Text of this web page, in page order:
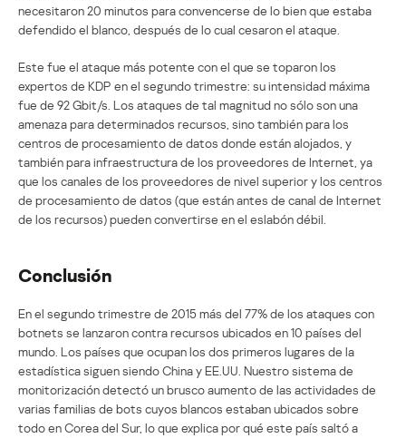
necesitaron 20 minutos para convencerse de lo bien que estaba
defendido el blanco, después de lo cual cesaron el ataque.
Este fue el ataque más potente con el que se toparon los
expertos de KDP en el segundo trimestre: su intensidad máxima
fue de 92 Gbit/s. Los ataques de tal magnitud no sólo son una
amenaza para determinados recursos, sino también para los
centros de procesamiento de datos donde están alojados, y
también para infraestructura de los proveedores de Internet, ya
que los canales de los proveedores de nivel superior y los centros
de procesamiento de datos (que están antes de canal de Internet
de los recursos) pueden convertirse en el eslabón débil.
Conclusión
En el segundo trimestre de 2015 más del 77% de los ataques con
botnets se lanzaron contra recursos ubicados en 10 países del
mundo. Los países que ocupan los dos primeros lugares de la
estadística siguen siendo China y EE.UU. Nuestro sistema de
monitorización detectó un brusco aumento de las actividades de
varias familias de bots cuyos blancos estaban ubicados sobre
todo en Corea del Sur, lo que explica por qué este país saltó a